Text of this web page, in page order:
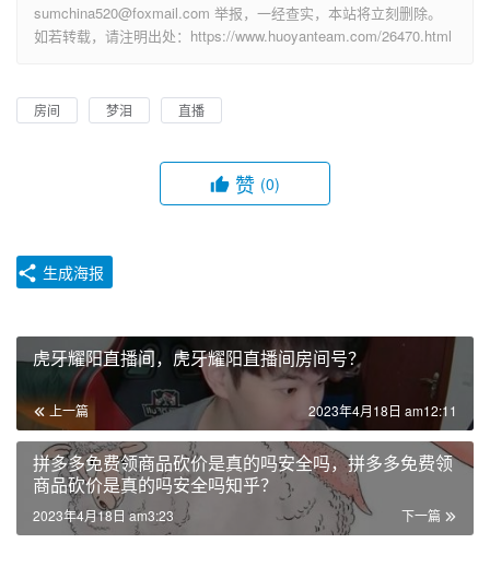
sumchina520@foxmail.com 举报，一经查实，本站将立刻删除。
如若转载，请注明出处：https://www.huoyanteam.com/26470.html
房间 梦泪 直播
赞 (0)
生成海报
虎牙耀阳直播间，虎牙耀阳直播间房间号？
上一篇 2023年4月18日 am12:11
拼多多免费领商品砍价是真的吗安全吗，拼多多免费领
商品砍价是真的吗安全吗知乎？
下一篇
2023年4月18日 am3:23